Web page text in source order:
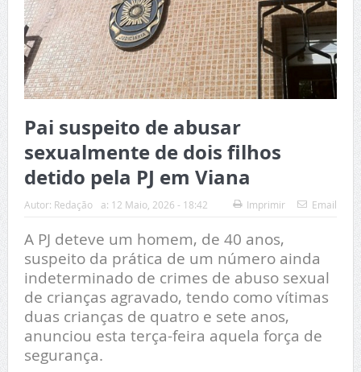
Pai suspeito de abusar
sexualmente de dois filhos
detido pela PJ em Viana
Autor: Redação a: 12 Maio, 2026 - 18:42 Imprimir Email
A PJ deteve um homem, de 40 anos,
suspeito da prática de um número ainda
indeterminado de crimes de abuso sexual
de crianças agravado, tendo como vítimas
duas crianças de quatro e sete anos,
anunciou esta terça-feira aquela força de
segurança.